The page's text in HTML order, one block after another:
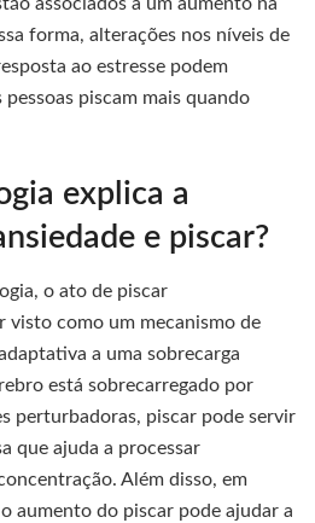
associados a um aumento na
forma, alterações nos níveis de
ao estresse podem
piscam mais quando
explica a
e piscar?
o ato de piscar
visto como um mecanismo de
a uma sobrecarga
está sobrecarregado por
perturbadoras, piscar pode servir
que ajuda a processar
Além disso, em
aumento do piscar pode ajudar a